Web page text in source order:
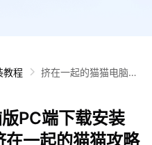
教程
挤在一起的猫猫电脑版
猫猫攻略
PC端下载安装
一起的猫猫攻略